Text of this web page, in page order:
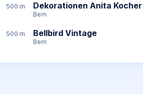
500 m Dekorationen Anita Kocher
Bern
500 m Bellbird Vintage
Bern